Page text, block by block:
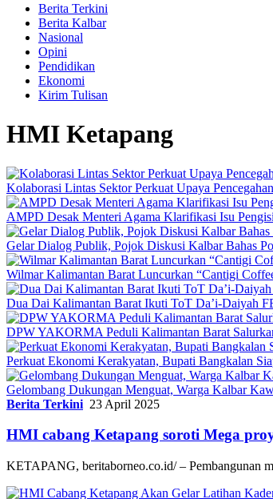
Berita Terkini
Berita Kalbar
Nasional
Opini
Pendidikan
Ekonomi
Kirim Tulisan
HMI Ketapang
Kolaborasi Lintas Sektor Perkuat Upaya
AMPD Desak Menteri Agama Klarifikasi Isu
Gelar Dialog Publik, Pojok Diskusi Kalbar Bahas
Wilmar Kalimantan Barat Luncurkan “Cantigi
Dua Dai Kalimantan Barat Ikuti ToT Da’i-Daiyah
DPW YAKORMA Peduli Kalimantan Barat
Perkuat Ekonomi Kerakyatan, Bupati Bangkalan
Gelombang Dukungan Menguat, Warga Kalbar
Berita Terkini 23 April 2025
HMI cabang Ketapang soroti Mega
KETAPANG, beritaborneo.co.id/ – Pembangunan